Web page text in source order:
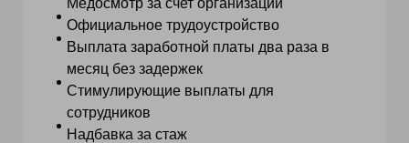
Медосмотр за счет организации
Официальное трудоустройство
Выплата заработной платы два раза в
месяц без задержек
Стимулирующие выплаты для
сотрудников
Надбавка за стаж